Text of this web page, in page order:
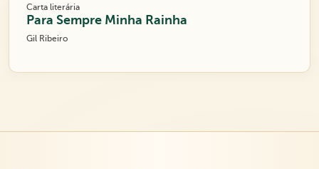
Carta literária
Para Sempre Minha Rainha
Gil Ribeiro